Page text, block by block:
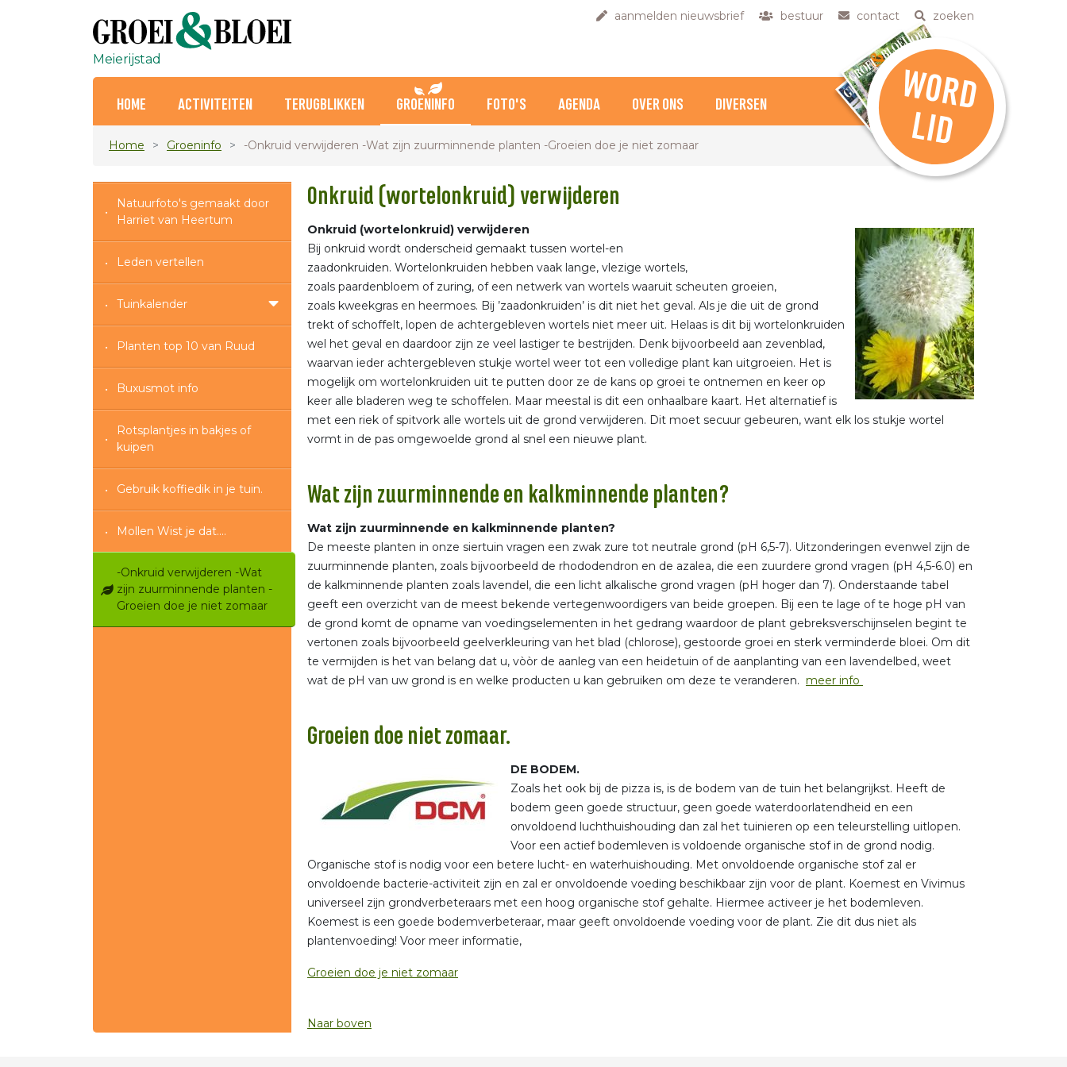
aanmelden nieuwsbrief bestuur contact zoeken
Meierijstad
HOME ACTIVITEITEN TERUGBLIKKEN GROENINFO FOTO'S AGENDA OVER ONS DIVERSEN W
O
R
D
L
ID
Home Groeninfo -Onkruid verwijderen -Wat zijn zuurminnende planten -Groeien doe je niet zomaar
Natuurfoto's gemaakt door
Harriet van Heertum
Leden vertellen
Tuinkalender
Planten top 10 van Ruud
Buxusmot info
Rotsplantjes in bakjes of
kuipen
Gebruik koffiedik in je tuin.
Mollen Wist je dat....
-Onkruid verwijderen -Wat
zijn zuurminnende planten -
Groeien doe je niet zomaar
Onkruid (wortelonkruid) verwijderen
Onkruid (wortelonkruid) verwijderen
Bij onkruid wordt onderscheid gemaakt tussen wortel-en
zaadonkruiden. Wortelonkruiden hebben vaak lange, vlezige wortels,
zoals paardenbloem of zuring, of een netwerk van wortels waaruit scheuten groeien,
zoals kweekgras en heermoes. Bij ’zaadonkruiden’ is dit niet het geval. Als je die uit de grond
trekt of schoffelt, lopen de achtergebleven wortels niet meer uit. Helaas is dit bij wortelonkruiden
wel het geval en daardoor zijn ze veel lastiger te bestrijden. Denk bijvoorbeeld aan zevenblad,
waarvan ieder achtergebleven stukje wortel weer tot een volledige plant kan uitgroeien. Het is
mogelijk om wortelonkruiden uit te putten door ze de kans op groei te ontnemen en keer op
keer alle bladeren weg te schoffelen. Maar meestal is dit een onhaalbare kaart. Het alternatief is
met een riek of spitvork alle wortels uit de grond verwijderen. Dit moet secuur gebeuren, want elk los stukje wortel
vormt in de pas omgewoelde grond al snel een nieuwe plant.
Wat zijn zuurminnende en kalkminnende planten?
Wat zijn zuurminnende en kalkminnende planten?
De meeste planten in onze siertuin vragen een zwak zure tot neutrale grond (pH 6,5-7). Uitzonderingen evenwel zijn de
zuurminnende planten, zoals bijvoorbeeld de rhododendron en de azalea, die een zuurdere grond vragen (pH 4,5-6.0) en
de kalkminnende planten zoals lavendel, die een licht alkalische grond vragen (pH hoger dan 7). Onderstaande tabel
geeft een overzicht van de meest bekende vertegenwoordigers van beide groepen. Bij een te lage of te hoge pH van
de grond komt de opname van voedingselementen in het gedrang waardoor de plant gebreksverschijnselen begint te
vertonen zoals bijvoorbeeld geelverkleuring van het blad (chlorose), gestoorde groei en sterk verminderde bloei. Om dit
te vermijden is het van belang dat u, vòòr de aanleg van een heidetuin of de aanplanting van een lavendelbed, weet
wat de pH van uw grond is en welke producten u kan gebruiken om deze te veranderen. meer info
Groeien doe niet zomaar.
DE BODEM.
Zoals het ook bij de pizza is, is de bodem van de tuin het belangrijkst. Heeft de
bodem geen goede structuur, geen goede waterdoorlatendheid en een
onvoldoend luchthuishouding dan zal het tuinieren op een teleurstelling uitlopen.
Voor een actief bodemleven is voldoende organische stof in de grond nodig.
Organische stof is nodig voor een betere lucht- en waterhuishouding. Met onvoldoende organische stof zal er
onvoldoende bacterie-activiteit zijn en zal er onvoldoende voeding beschikbaar zijn voor de plant. Koemest en Vivimus
universeel zijn grondverbeteraars met een hoog organische stof gehalte. Hiermee activeer je het bodemleven.
Koemest is een goede bodemverbeteraar, maar geeft onvoldoende voeding voor de plant. Zie dit dus niet als
plantenvoeding! Voor meer informatie,
Groeien doe je niet zomaar
Naar boven